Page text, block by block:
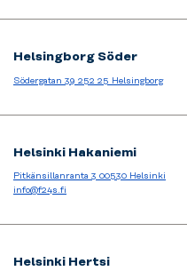
Helsingborg Söder
Södergatan 39 252 25 Helsingborg
Helsinki Hakaniemi
Pitkänsillanranta 3 00530 Helsinki
info@f24s.fi
Helsinki Hertsi